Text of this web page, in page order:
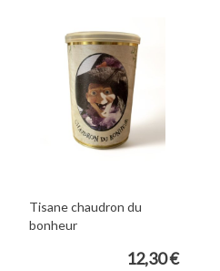
Tisane chaudron du
bonheur
12,30 €